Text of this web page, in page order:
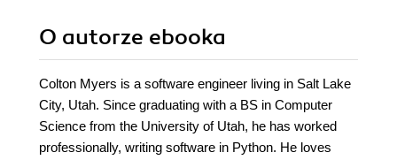
O autorze ebooka
Colton Myers is a software engineer living in Salt Lake
City, Utah. Since graduating with a BS in Computer
Science from the University of Utah, he has worked
professionally, writing software in Python. He loves